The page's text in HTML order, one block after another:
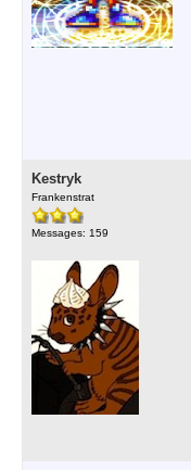
Kestryk
Frankenstrat
Messages: 159